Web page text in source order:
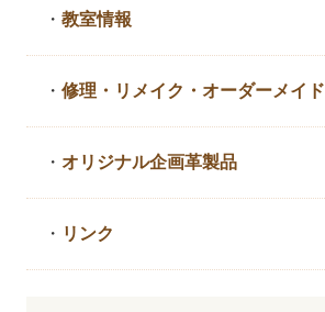
・教室情報
・修理・リメイク・ オーダーメイド
・ オリジナル企画革製品
・ リンク